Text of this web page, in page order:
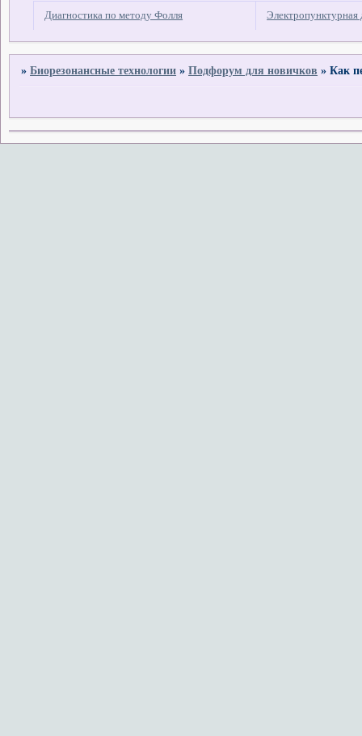
Диагностика по методу Фолля Электропунктурная
»Биорезонансные технологии »Подфорум для новичков »Как